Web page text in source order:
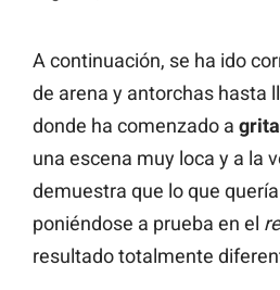
A continuación, se ha ido
de arena y antorchas hasta
donde ha comenzado a
una escena muy loca y a la
demuestra que lo que
poniéndose a prueba en el
resultado totalmente